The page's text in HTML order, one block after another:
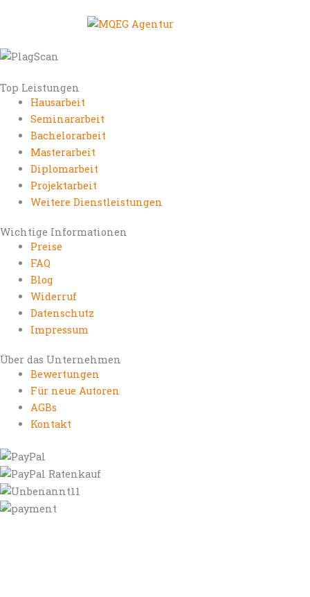
Top Leistungen
Hausarbeit
Seminararbeit
Bachelorarbeit
Masterarbeit
Diplomarbeit
Projektarbeit
Weitere Dienstleistungen
Wichtige Informationen
Preise
FAQ
Blog
Widerruf
Datenschutz
Impressum
Über das Unternehmen
Bewertungen
Für neue Autoren
AGBs
Kontakt